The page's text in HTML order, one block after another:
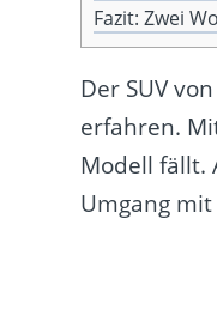
Fazit: Zwei
Der SUV
erfahren.
Modell fällt.
Umgang